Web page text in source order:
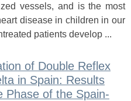
vessels, and is the most
disease in children in our
patients develop ...
of Double Reflex
in Spain: Results
Phase of the Spain-